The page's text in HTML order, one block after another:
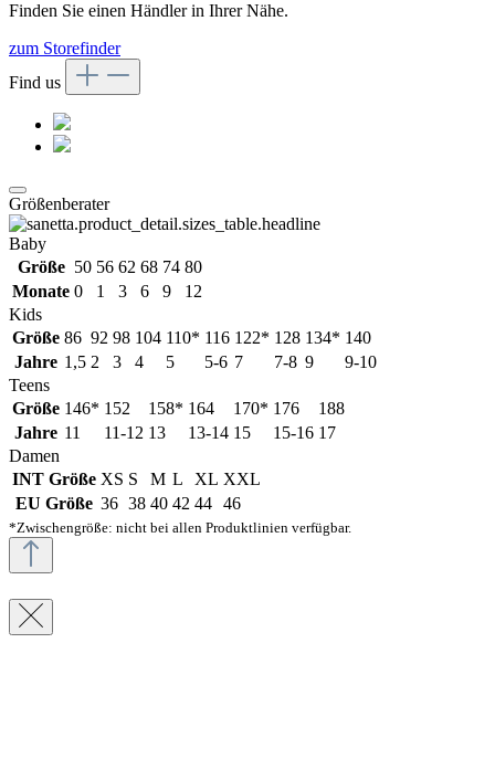
Finden Sie einen Händler in Ihrer Nähe.
zum Storefinder
Find us
Größenberater
Baby
Größe 50 56 62 68 74 80
Monate 0 1 3 6 9
12
Kids
Größe 86 92 98 104 110* 116 122* 128 134* 140
Jahre 1,5 2 3 4 5 5-6 7 7-8 9
9-10
Teens
Größe 146* 152 158* 164 170* 176
188
Jahre 11 11-12 13 13-14 15 15-16 17
Damen
INT Größe XS S M L XL XXL
EU Größe 36 38 40 42 44 46
*Zwischengröße: nicht bei allen Produktlinien verfügbar.